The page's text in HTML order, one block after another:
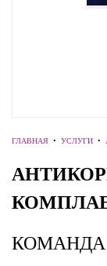
ГЛАВНАЯ • УСЛУГИ •
КОМАНДА